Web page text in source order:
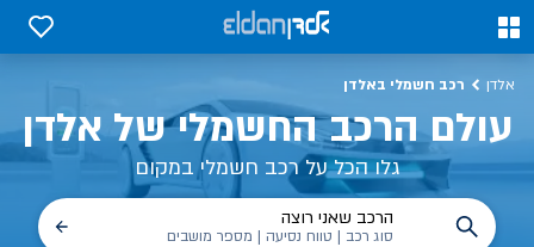
0
0
אלדן רכב חשמלי באלדן
עולם הרכב החשמלי של אלדן
גלו הכל על רכב חשמלי במקום
הרכב שאני רוצה
סוג רכב | טווח נסיעה | מספר מושבים